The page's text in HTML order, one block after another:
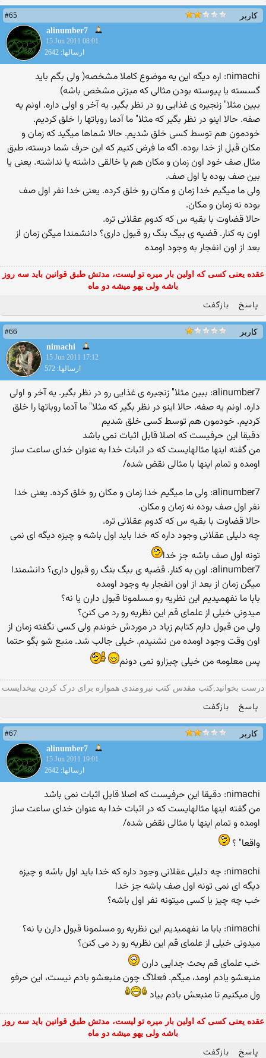
کاربر
#65
alinumber7
15 Jun 2011 08:01
ارسالها: 2642
nimachi: اره دیگه این یه موضوع كاملا مشخصه( ولی بگم باید
گسسته یا پیوسته بودن مثالی كه میزنی مشخص باشه)
ببین مثلا" زنجیره ی غذایی رو در نظر بگیر. یه آخر و اولی داره. اونم یه
صفه. حالا اینو در نظر بگیر كه مثلا" ما آدما روباتها را خلق كردیم.
خودمون هم توسط كسی خلق شدیم. حالا شماها میگید كه زمان و
مكان قبل از خدا بوده. اگه ما فرض كنیم كه این حرف شما درسته، طبق
مثال صف خود اون زمان و مكان هم یا خالقی داشته یا نداشته. یعنی یا
بین صف بوده یا اول صف.
ولی ما میگیم خدا زمان و مكان رو خلق كرده. یعنی خدا نفر اول صف
بوده نه زمان و مكان.
حالا قضاوت با بقیه س كه كدوم عقلانی تره.
اون به كنار. قضیه ی بیگ بنگ رو قبول داری؟ دانشمندا میگن زمان از
بعد از اون انفجار به وجود اومده
عقده یعنی کسی که اولین بار میره تو لیست، مدتش طبق قوانین باید سه روز
باشه ولی یهو میشه دو ماه
پاسخ بازگفت
کاربر
#66
nimachi
15 Jun 2011 17:12
ارسالها: 572
alinumber7: ببین مثلا" زنجیره ی غذایی رو در نظر بگیر. یه آخر و اولی
داره. اونم یه صفه. حالا اینو در نظر بگیر كه مثلا" ما آدما روباتها را خلق
كردیم. خودمون هم توسط كسی خلق شدیم
دقیقا این حرفیست كه اصلا قابل اثبات نمی باشد
من گفته اینها مثالهایست كه در اثبات خدا به عنوان خدای ساعت ساز
اومده و تمام اینها با مثالی نقض شده/
alinumber7: ولی ما میگیم خدا زمان و مكان رو خلق كرده. یعنی خدا
نفر اول صف بوده نه زمان و مكان.
حالا قضاوت با بقیه س كه كدوم عقلانی تره.
چه دلیلی عقلانی وجود داره كه خدا باید اول باشه و چیزه دیگه ای نمی
تونه اول صف باشه جز خدا
alinumber7: اون به كنار. قضیه ی بیگ بنگ رو قبول داری؟ دانشمندا
میگن زمان از بعد از اون انفجار به وجود اومده
بابا ما نفهمیدیم این نظریه رو مسلمونا قبول دارن یا نه؟
میدونی خیلی از علمای قم این نظریه رو رد می كنن؟
ولی من قبول دارم كتابم زیاد در موردش خوندم ولی كسی نگفته زمان از
اون وقت وجود اومده من نشنیدم. خیلی جالب شد. منبع شو بگو حتما
پس معلومه من خیلی چیزارو نمی دونم
درست بخوانید,کتب مقدس کتب نیرومندی همواره برای درک کردن بیخدایست
پاسخ بازگفت
کاربر
#67
alinumber7
15 Jun 2011 19:01
ارسالها: 2642
nimachi: دقیقا این حرفیست كه اصلا قابل اثبات نمی باشد
من گفته اینها مثالهایست كه در اثبات خدا به عنوان خدای ساعت ساز
اومده و تمام اینها با مثالی نقض شده/
واقعا" ؟
nimachi: چه دلیلی عقلانی وجود داره كه خدا باید اول باشه و چیزه
دیگه ای نمی تونه اول صف باشه جز خدا
خب چه چیز یا كسی میتونه نفر اول باشه؟
nimachi: بابا ما نفهمیدیم این نظریه رو مسلمونا قبول دارن یا نه؟
میدونی خیلی از علمای قم این نظریه رو رد می كنن؟
خب علمای قم بحث جدایی دارن
منبعشو یادم اومد، میگم. فعلاگ چون منبعشو بادم نیست، این حرفو
ول میكنیم تا منبعش بادم بیاد
عقده یعنی کسی که اولین بار میره تو لیست، مدتش طبق قوانین باید سه روز
باشه ولی یهو میشه دو ماه
پاسخ بازگفت